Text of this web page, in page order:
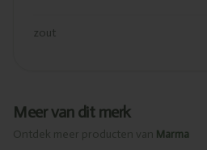
zout
Meer van dit merk
Ontdek meer producten van Marma